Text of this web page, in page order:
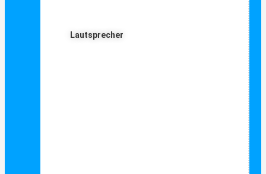
Lautsprecher